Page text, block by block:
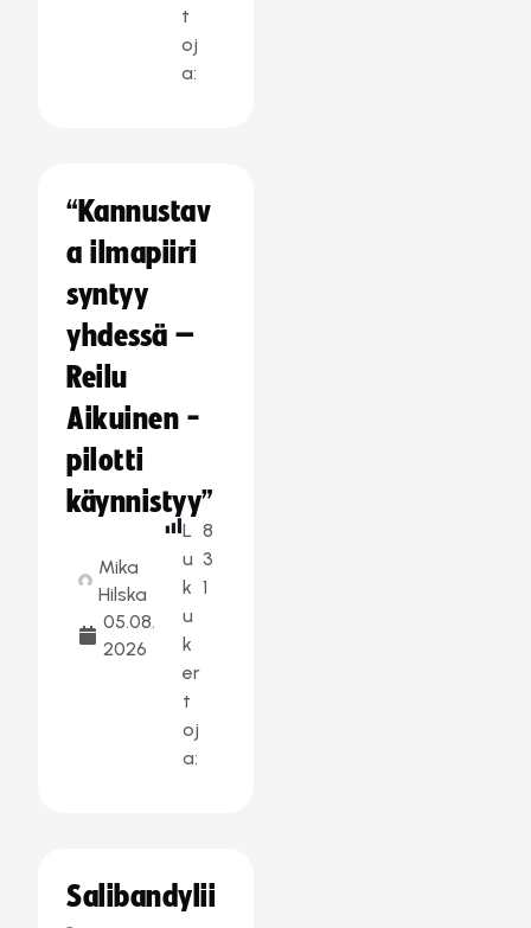
t
oj
a:
“Kannustav
a ilmapiiri
syntyy
yhdessä –
Reilu
Aikuinen -
pilotti
käynnistyy”
Mika
Hilska
05.08.
2026
L
u
k
u
k
er
t
oj
a:
8
3
1
Salibandylii